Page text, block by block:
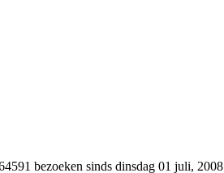
bezoeken sinds dinsdag 01 juli, 2008